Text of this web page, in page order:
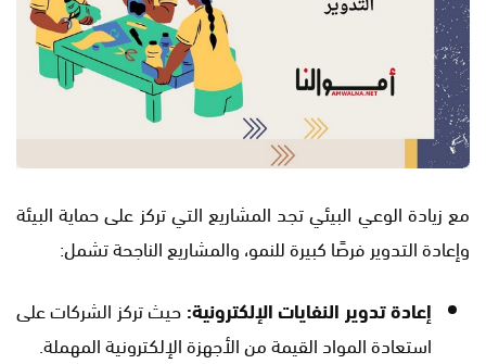
مع زيادة الوعي البيئي تجد المشاريع التي تركز على حماية البيئة
وإعادة التدوير فرصًا كبيرة للنمو، والمشاريع الناجحة تشمل:
إعادة تدوير النفايات الإلكترونية:حيث تركز الشركات على
استعادة المواد القيمة من الأجهزة الإلكترونية المهملة.